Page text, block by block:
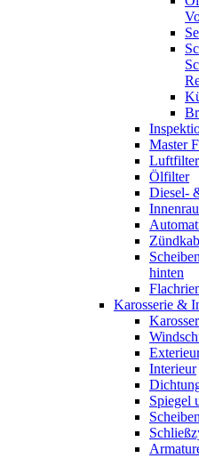
Master
Luftfilter
Ölfilter
Diesel-
hinten
Karosserie &
Interieur
Spiegel